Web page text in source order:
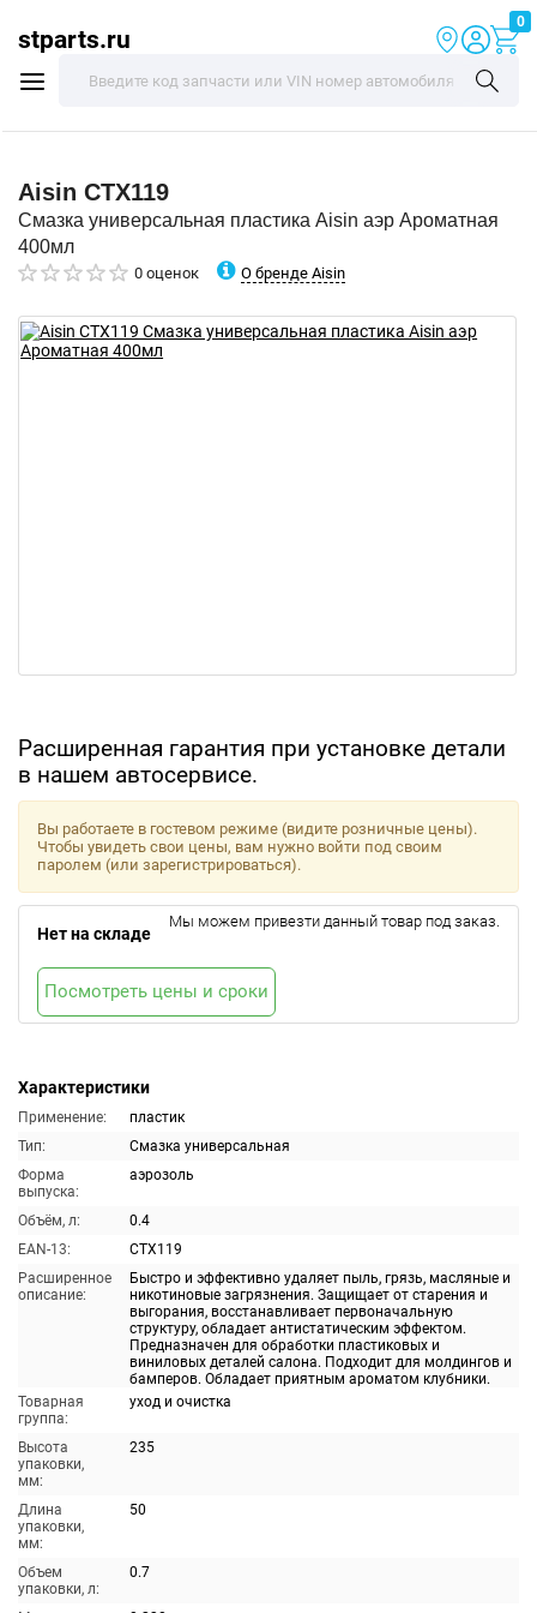
stparts.ru
0
Aisin CTX119
Смазка универсальная пластика Aisin аэр Ароматная
400мл
0 оценок О бренде Aisin
Расширенная гарантия при установке детали
в нашем автосервисе.
Характеристики
Применение:
пластик
Тип:
Смазка универсальная
Форма
выпуска:
аэрозоль
Объём, л:
0.4
EAN-13:
CTX119
Расширенное
описание:
Быстро и эффективно удаляет пыль, грязь, масляные и
никотиновые загрязнения. Защищает от старения и
выгорания, восстанавливает первоначальную
структуру, обладает антистатическим эффектом.
Предназначен для обработки пластиковых и
виниловых деталей салона. Подходит для молдингов и
бамперов. Обладает приятным ароматом клубники.
Товарная
группа:
уход и очистка
Высота
упаковки,
мм:
235
Длина
упаковки,
мм:
50
Объем
упаковки, л:
0.7
Вы работаете в гостевом режиме (видите розничные цены).
Чтобы увидеть свои цены, вам нужно войти под своим
паролем (или зарегистрироваться).
Нет на складе
Мы можем привезти данный товар под заказ.
Посмотреть цены и сроки